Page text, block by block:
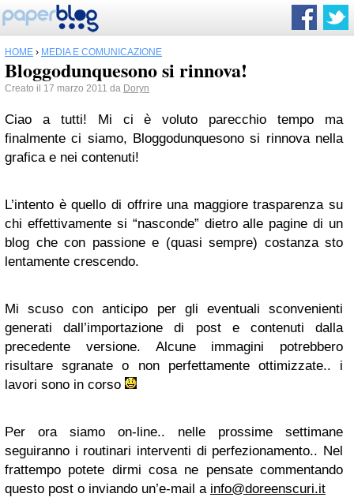
HOME › MEDIA E COMUNICAZIONE
Bloggodunquesono si rinnova!
Creato il 17 marzo 2011 da Doryn
Ciao a tutti! Mi ci è voluto parecchio tempo ma
finalmente ci siamo, Bloggodunquesono si rinnova nella
grafica e nei contenuti!
L’intento è quello di offrire una maggiore trasparenza su
chi effettivamente si “nasconde” dietro alle pagine di un
blog che con passione e (quasi sempre) costanza sto
lentamente crescendo.
Mi scuso con anticipo per gli eventuali sconvenienti
generati dall’importazione di post e contenuti dalla
precedente versione. Alcune immagini potrebbero
risultare sgranate o non perfettamente ottimizzate.. i
lavori sono in corso
Per ora siamo on-line.. nelle prossime settimane
seguiranno i routinari interventi di perfezionamento.. Nel
frattempo potete dirmi cosa ne pensate commentando
questo post o inviando un’e-mail a info@doreenscuri.it